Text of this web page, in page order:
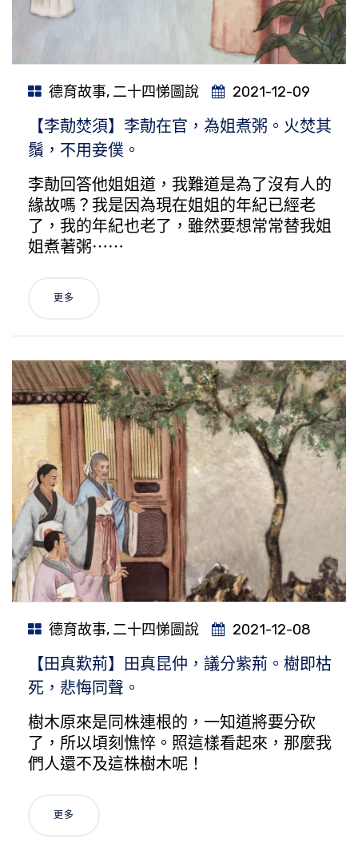
德育故事, 二十四悌圖說 2021-12-09
【李勣焚須】李勣在官，為姐煮粥。火焚其
鬚，不用妾僕。
李勣回答他姐姐道，我難道是為了沒有人的
緣故嗎？我是因為現在姐姐的年紀已經老
了，我的年紀也老了，雖然要想常常替我姐
姐煮著粥⋯⋯
更多
德育故事, 二十四悌圖說 2021-12-08
【田真歎荊】田真昆仲，議分紫荊。樹即枯
死，悲悔同聲。
樹木原來是同株連根的，一知道將要分砍
了，所以頃刻憔悴。照這樣看起來，那麼我
們人還不及這株樹木呢！
更多